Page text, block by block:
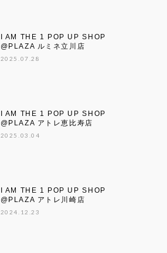
I AM THE 1 POP UP SHOP
@PLAZA ルミネ立川店
2025.07.28
I AM THE 1 POP UP SHOP
@PLAZA アトレ恵比寿店
2025.03.04
I AM THE 1 POP UP SHOP
@PLAZA アトレ川崎店
2024.12.23